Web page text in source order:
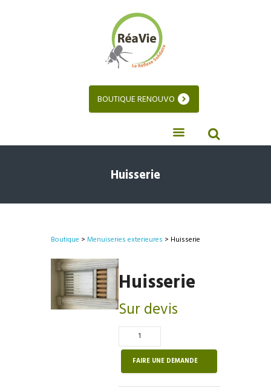
BOUTIQUE RENOUVO
Huisserie
Boutique > Menuiseries exterieures > Huisserie
Huisserie
Sur devis
Quantité
de
Huisserie
FAIRE UNE DEMANDE